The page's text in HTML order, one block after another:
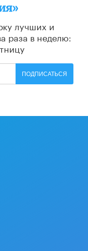
лучших и
раза в неделю:
ПОДПИСАТЬСЯ